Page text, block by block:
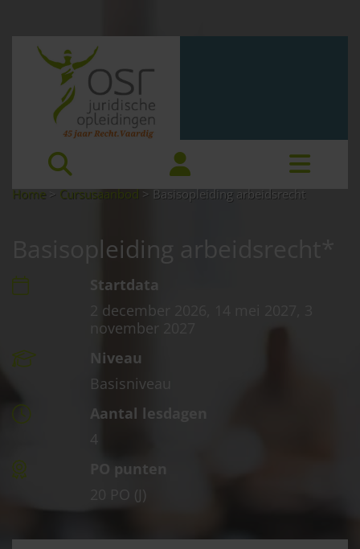
Home> Cursusaanbod>Basisopleiding arbeidsrecht
Basisopleiding arbeidsrecht*
Startdata
2 december 2026, 14 mei 2027, 3
november 2027
Niveau
Basisniveau
Aantal lesdagen
4
PO punten
20 PO (J)